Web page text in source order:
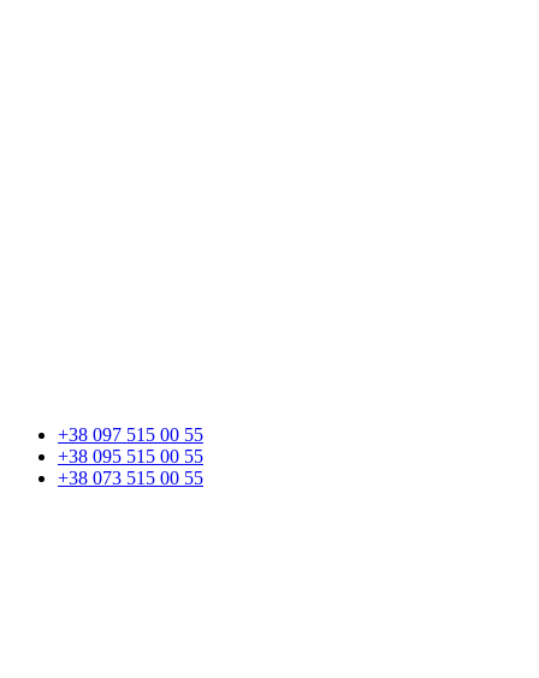
+38 097 515 00 55
+38 095 515 00 55
+38 073 515 00 55